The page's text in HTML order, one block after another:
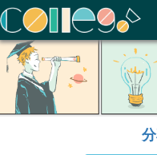
ColleGo! 大學選才與高中育